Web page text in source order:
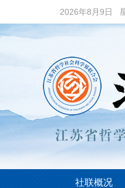
2026年8月9日
社联概况